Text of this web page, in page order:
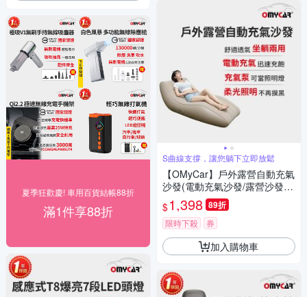
夏季狂歡慶! 車用百貨結帳88折
滿1件享88折
S曲線支撐，讓您躺下立即放鬆
【OMyCar】戶外露營自動充氣
沙發(電動充氣沙發/露營沙發/
車宿充氣床/快速抽充/居家戶外
兩用沙發)
$1,398 89折
限時下殺 券
加入購物車